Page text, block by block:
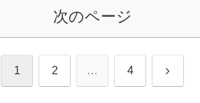
次のページ
1 2 … 4 次